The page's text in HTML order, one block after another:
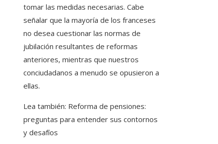
tomar las medidas necesarias. Cabe
señalar que la mayoría de los franceses
no desea cuestionar las normas de
jubilación resultantes de reformas
anteriores, mientras que nuestros
conciudadanos a menudo se opusieron a
ellas.
Lea también: Reforma de pensiones:
preguntas para entender sus contornos
y desafíos